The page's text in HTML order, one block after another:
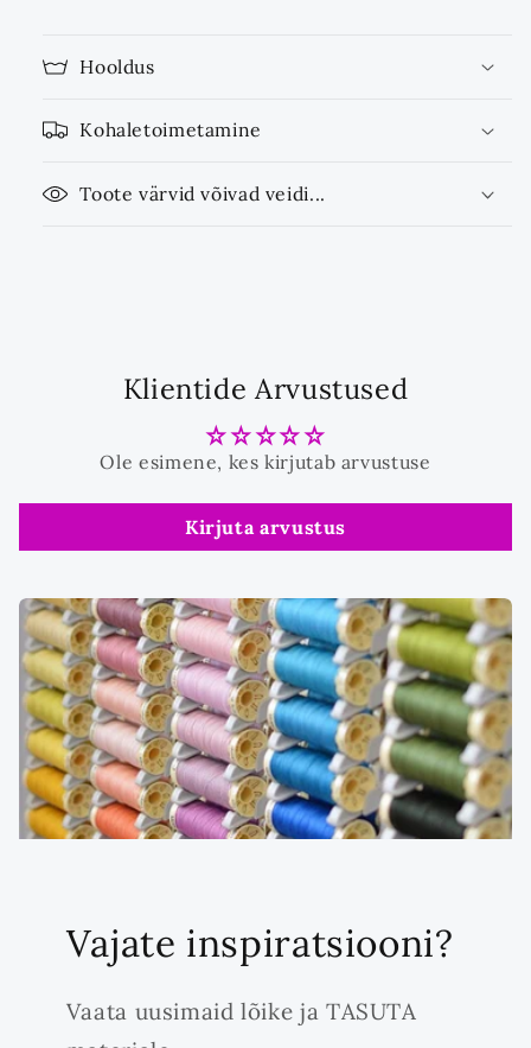
Hooldus
Kohaletoimetamine
Toote värvid võivad veidi...
Klientide Arvustused
Ole esimene, kes kirjutab arvustuse
Kirjuta arvustus
Vajate inspiratsiooni?
Vaata uusimaid lõike ja TASUTA